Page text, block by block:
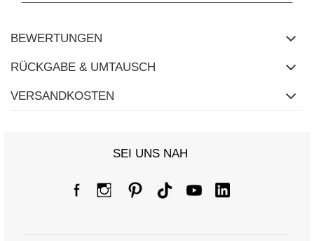
[A] Brustumfang
[C] Hüftumfang 82
BEWERTUNGEN
RÜCKGABE & UMTAUSCH
VERSANDKOSTEN
SEI UNS NAH